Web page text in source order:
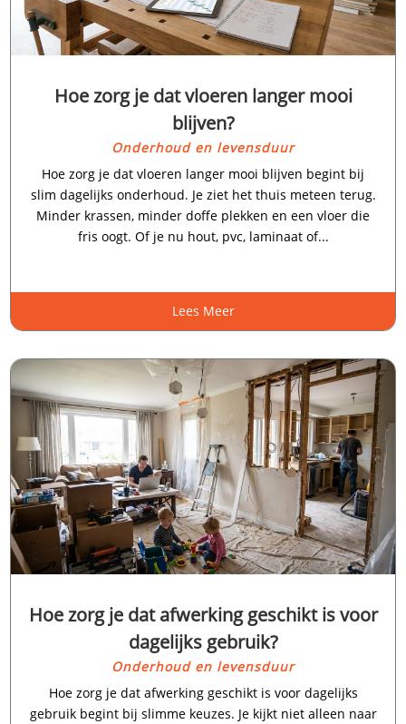
Hoe zorg je dat vloeren langer mooi
blijven?
Onderhoud en levensduur
Hoe zorg je dat vloeren langer mooi blijven begint bij
slim dagelijks onderhoud.​ Je ziet het thuis meteen terug.​
Minder krassen, minder doffe plekken en een vloer die
fris oogt.​ Of je nu hout, pvc, laminaat of...
Lees Meer
Hoe zorg je dat afwerking geschikt is voor
dagelijks gebruik?
Onderhoud en levensduur
Hoe zorg je dat afwerking geschikt is voor dagelijks
gebruik begint bij slimme keuzes.​ Je kijkt niet alleen naar